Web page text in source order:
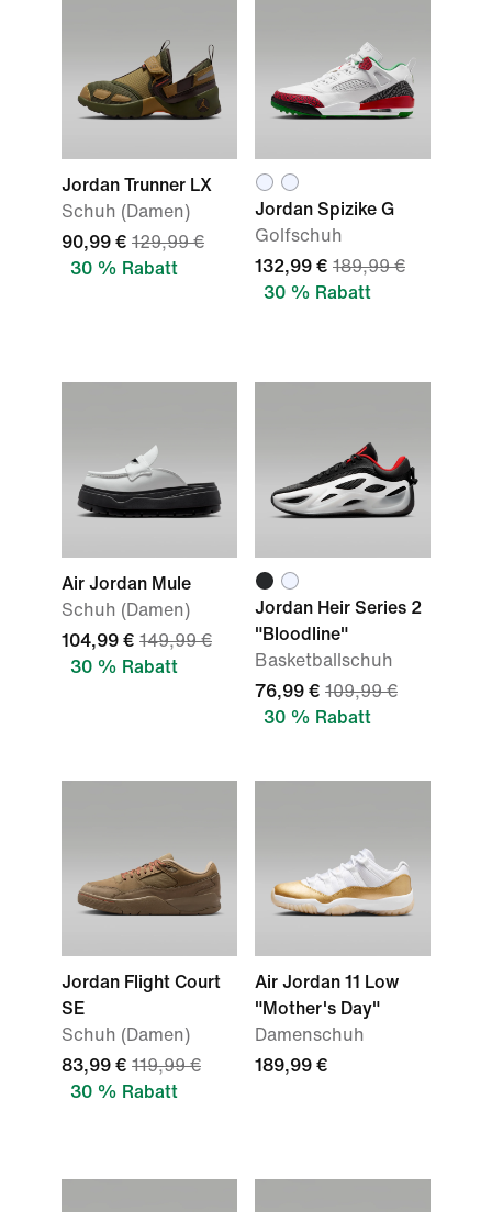
Jordan Trunner LX
Schuh (Damen)
90,99 € 129,99 €
30 % Rabatt
Jordan Spizike G
Golfschuh
132,99 € 189,99 €
30 % Rabatt
Air Jordan Mule
Schuh (Damen)
104,99 € 149,99 €
30 % Rabatt
Jordan Heir Series 2
"Bloodline"
Basketballschuh
76,99 € 109,99 €
30 % Rabatt
Jordan Flight Court
SE
Schuh (Damen)
83,99 € 119,99 €
30 % Rabatt
Air Jordan 11 Low
"Mother's Day"
Damenschuh
189,99 €